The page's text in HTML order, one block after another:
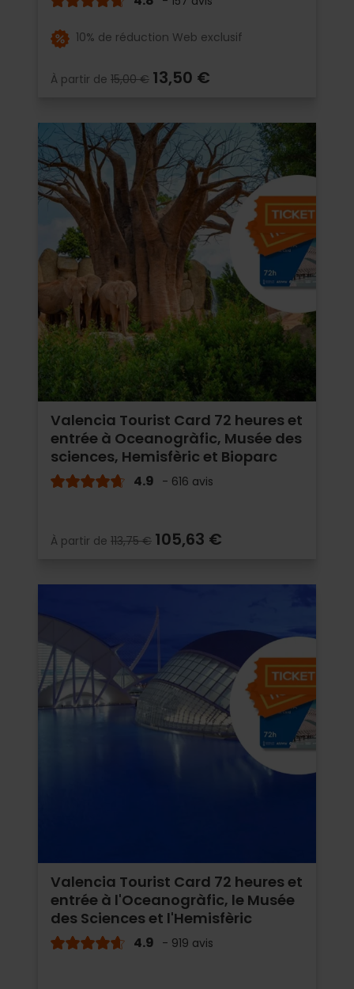
10% de réduction Web exclusif
À partir de 15,00 € 13,50 €
Valencia Tourist Card 72 heures et
entrée à Oceanogràfic, Musée des
sciences, Hemisfèric et Bioparc
4.9 - 616 avis
À partir de 113,75 € 105,63 €
Valencia Tourist Card 72 heures et
entrée à l'Oceanogràfic, le Musée
des Sciences et l'Hemisfèric
4.9 - 919 avis